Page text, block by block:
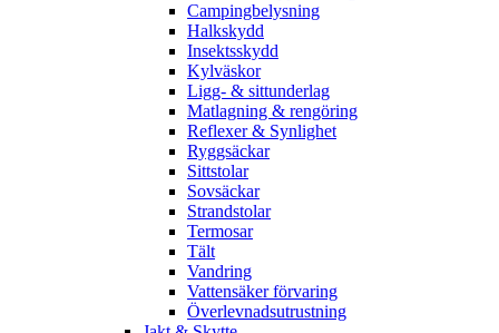
Campingbelysning
Halkskydd
Insektsskydd
Kylväskor
Ligg- & sittunderlag
Matlagning & rengöring
Reflexer & Synlighet
Ryggsäckar
Sittstolar
Sovsäckar
Strandstolar
Termosar
Tält
Vandring
Vattensäker förvaring
Överlevnadsutrustning